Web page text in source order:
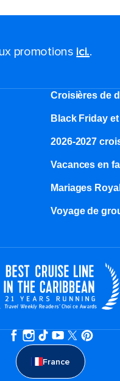
promotions ici..
Croisières de
Black Friday
2026-2027
Vacances en
Mariages Royal
Voyage de
France